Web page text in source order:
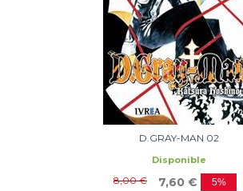
D.GRAY-MAN 02
Disponible
8,00 € 7,60 € 5%